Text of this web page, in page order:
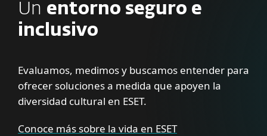
Un entorno seguro e
inclusivo
Evaluamos, medimos y buscamos entender para
ofrecer soluciones a medida que apoyen la
diversidad cultural en ESET.
Conoce más sobre la vida en ESET